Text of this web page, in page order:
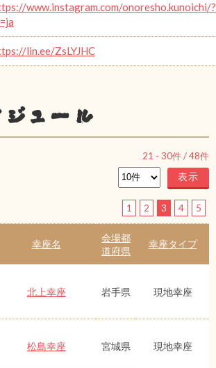
www.instagram.com/onoresho.kunoichi/?
lin.ee/ZsLYJHC
ジュール
21 - 30件 /48件
1 2 3 4 5
幸座名
会場都
道府県
幸座タイプ
北上幸座 岩手県 現地幸座
松島幸座 宮城県 現地幸座